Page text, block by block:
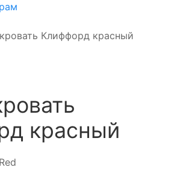
Клиффорд красный
красный